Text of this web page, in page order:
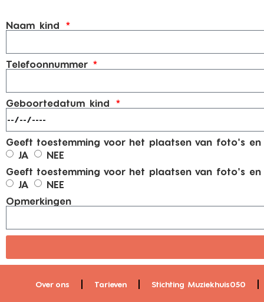
Naam kind
Telefoonnummer
Geboortedatum kind
Geeft toestemming voor het plaatsen van foto's
JA
NEE
Geeft toestemming voor het plaatsen van foto's
JA
NEE
Opmerkingen
Over ons Tarieven Stichting Muziekhuis050